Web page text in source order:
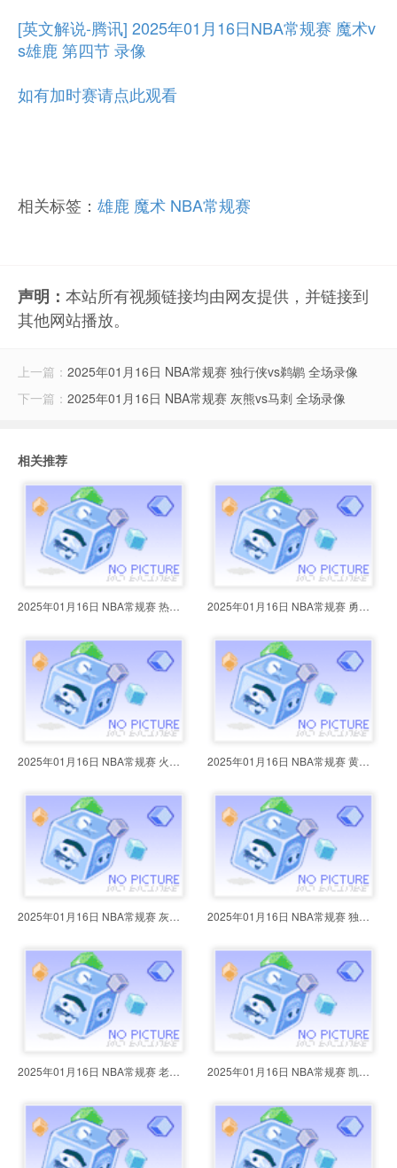
[英文解说-腾讯] 2025年01月16日NBA常规赛 魔术v
s雄鹿 第四节 录像
如有加时赛请点此观看
相关标签： 雄鹿 魔术 NBA常规赛
声明： 本站所有视频链接均由网友提供，并链接到
其他网站播放。
上一篇： 2025年01月16日 NBA常规赛 独行侠vs鹈鹕 全场录像
下一篇： 2025年01月16日 NBA常规赛 灰熊vs马刺 全场录像
相关推荐
2025年01月16日 NBA常规赛 热火vs 2025年01月16日 NBA常规赛 勇士vs
2025年01月16日 NBA常规赛 火箭vs 2025年01月16日 NBA常规赛 黄蜂vs
2025年01月16日 NBA常规赛 灰熊vs 2025年01月16日 NBA常规赛 独行侠v
2025年01月16日 NBA常规赛 老鹰vs 2025年01月16日 NBA常规赛 凯尔特